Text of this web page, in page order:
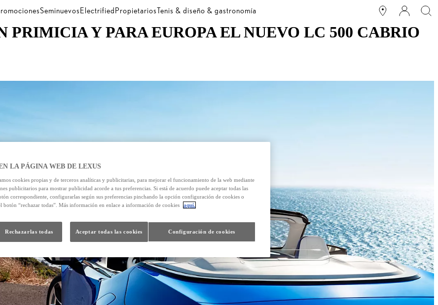
SeminuevosElectrifiedPropietariosTenis & diseño & gastronomía
PRIMICIA Y PARA EUROPA EL NUEVO LC 500 CABRIO
LA PÁGINA WEB DE LEXUS
cookies propias y de terceros analíticas y publicitarias, para mejorar el funcionamiento de la web mediante
publicitarios para mostrar publicidad acorde a tus preferencias. Si está de acuerdo puede aceptar todas las
correspondiente, configurarlas según sus preferencias pinchando la opción configuración de cookies o
botón “rechazar todas”. Más información en enlace a información de cookies
aquí.
Configuración de cookies
Rechazarlas todas Aceptar todas las cookies